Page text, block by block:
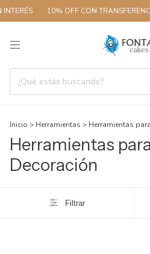
10% OFF CON
Inicio > Herramientas > Herramientas
Herramientas
Decoración
Filtrar